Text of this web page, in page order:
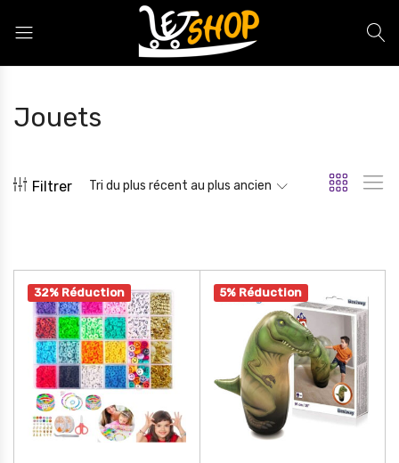
Jouets
Filtrer Tri du plus récent au plus ancien
32% Réduction 5% Réduction